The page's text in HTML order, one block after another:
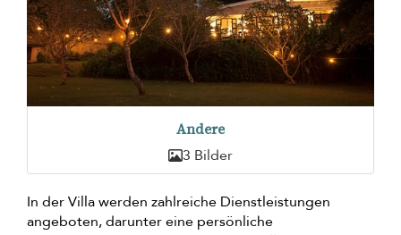
Andere
3 Bilder
In der Villa werden zahlreiche Dienstleistungen
angeboten, darunter eine persönliche